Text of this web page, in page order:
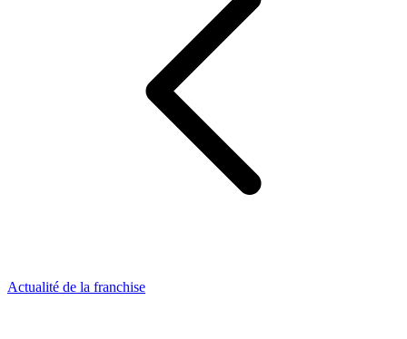
Actualité de la franchise